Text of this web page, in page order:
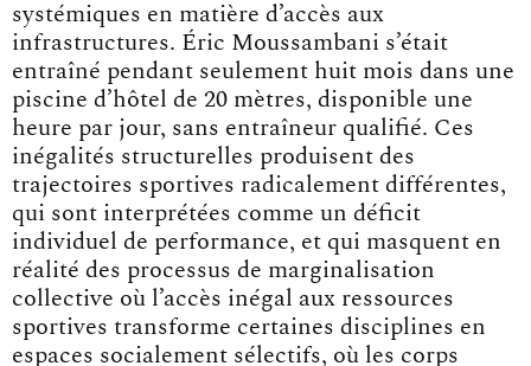
systémiques en matière d’accès aux
infrastructures. Éric Moussambani s’était
entraîné pendant seulement huit mois dans une
piscine d’hôtel de 20 mètres, disponible une
heure par jour, sans entraîneur qualifié. Ces
inégalités structurelles produisent des
trajectoires sportives radicalement différentes,
qui sont interprétées comme un déficit
individuel de performance, et qui masquent en
réalité des processus de marginalisation
collective où l’accès inégal aux ressources
sportives transforme certaines disciplines en
espaces socialement sélectifs, où les corps